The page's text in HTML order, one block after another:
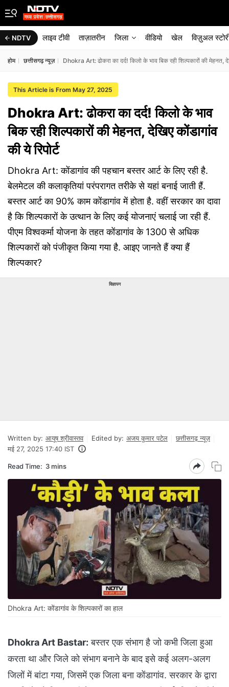
NDTV लाइव टीवी ताज़ातरीन जिला वीडियो खेल विज़ुअल
होम छत्तीसगढ़ न्यूज़ Dhokra Art: ढोकरा का दर्द! किलो के भाव बिक रही शिल्पकारों की मेहनत,
This Article is From May 27, 2025
Dhokra Art: ढोकरा का दर्द! किलो के भाव
बिक रही शिल्पकारों की मेहनत, देखिए कोंडागांव
की ये रिपोर्ट
Dhokra Art: कोंडागांव की पहचान बस्तर आर्ट के लिए रही है.
बेलमेटल की कलाकृतियां परंपरागत तरीके से यहां बनाई जाती हैं.
बस्तर आर्ट का 90% काम कोंडागांव में होता है. वहीं सरकार का दावा
है कि शिल्पकारों के उत्थान के लिए कई योजनाएं चलाई जा रही हैं.
पीएम विश्वकर्मा योजना के तहत कोंडागांव के 1300 से अधिक
शिल्पकारों को पंजीकृत किया गया है. आइए जानते हैं क्या हैं
शिल्पकार?
विज्ञापन
Written by: आयूष श्रीवास्तव Edited by: अजय कुमार पटेल
छत्तीसगढ़ न्यूज़
मई 27, 2025 17:40 IST
Read Time: 3 mins
Dhokra Art: कोंडागांव के शिल्पकारों का हाल
Dhokra Art Bastar: बस्तर एक संभाग है जो कभी जिला हुआ
करता था और जिले को संभाग बनाने के बाद इसे कई अलग-अलग
जिलों में बांटा गया, जिसमें एक जिला बना कोंडागांव. सरकार के द्वारा